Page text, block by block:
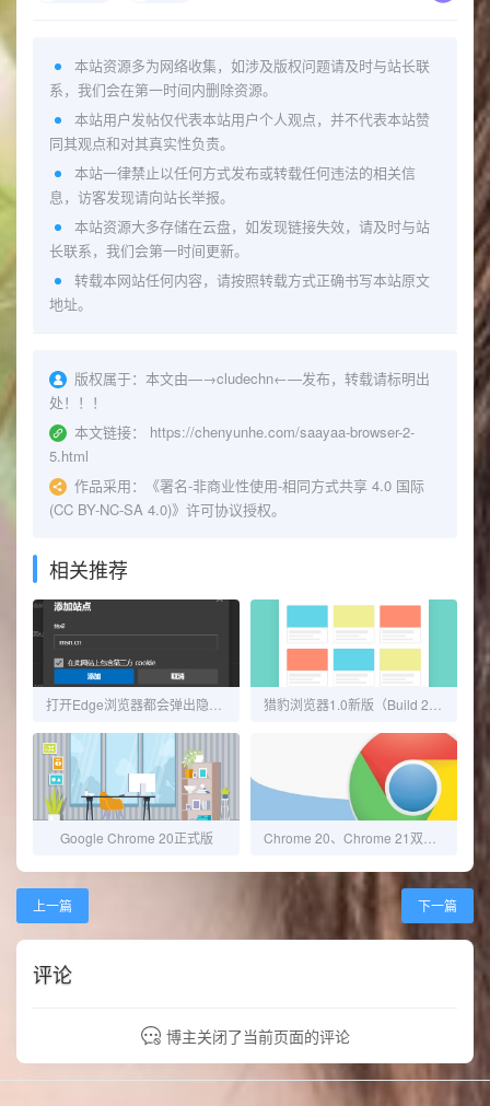
本站资源多为网络收集，如涉及版权问题请及时与站长联
系，我们会在第一时间内删除资源。
本站用户发帖仅代表本站用户个人观点，并不代表本站赞
同其观点和对其真实性负责。
本站一律禁止以任何方式发布或转载任何违法的相关信
息，访客发现请向站长举报。
本站资源大多存储在云盘，如发现链接失效，请及时与站
长联系，我们会第一时间更新。
转载本网站任何内容，请按照转载方式正确书写本站原文
地址。
版权属于： 本文由—→cludechn←—发布，转载请标明出
处！！！
本文链接：
https://chenyunhe.com/saayaa-browser-2-
5.html
作品采用：
《署名-非商业性使用-相同方式共享 4.0 国际
(CC BY-NC-SA 4.0)》许可协议授权。
相关推荐
Google Chrome 20正式版
上一篇 下一篇
评论
博主关闭了当前页面的评论